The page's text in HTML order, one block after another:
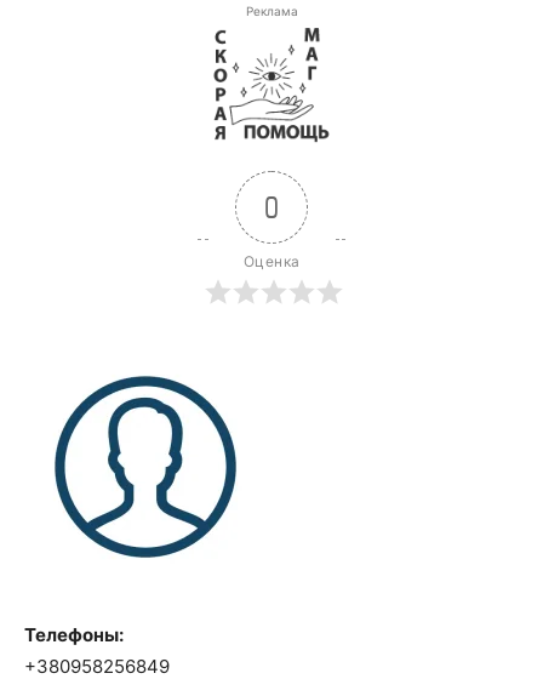
Реклама
0
Оценка
Телефоны:
+380958256849